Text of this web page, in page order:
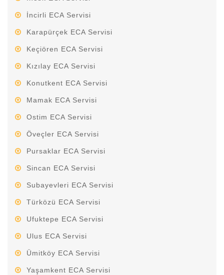
İncirli ECA Servisi
Karapürçek ECA Servisi
Keçiören ECA Servisi
Kızılay ECA Servisi
Konutkent ECA Servisi
Mamak ECA Servisi
Ostim ECA Servisi
Öveçler ECA Servisi
Pursaklar ECA Servisi
Sincan ECA Servisi
Subayevleri ECA Servisi
Türközü ECA Servisi
Ufuktepe ECA Servisi
Ulus ECA Servisi
Ümitköy ECA Servisi
Yaşamkent ECA Servisi